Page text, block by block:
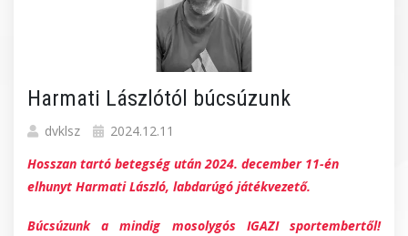
Harmati Lászlótól búcsúzunk
dvklsz
2024.12.11
Hosszan tartó betegség után 2024. december 11-én
elhunyt Harmati László, labdarúgó játékvezető.
Búcsúzunk a mindig mosolygós IGAZI sportembertől!